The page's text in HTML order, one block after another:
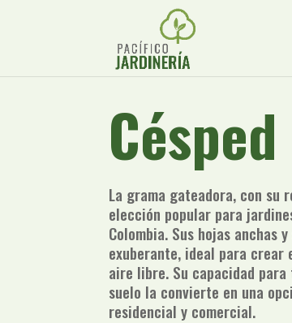
La grama gateadora, con su
elección popular para
Colombia. Sus hojas anchas
exuberante, ideal para crear
aire libre. Su capacidad
suelo la convierte en una
residencial y comercial.